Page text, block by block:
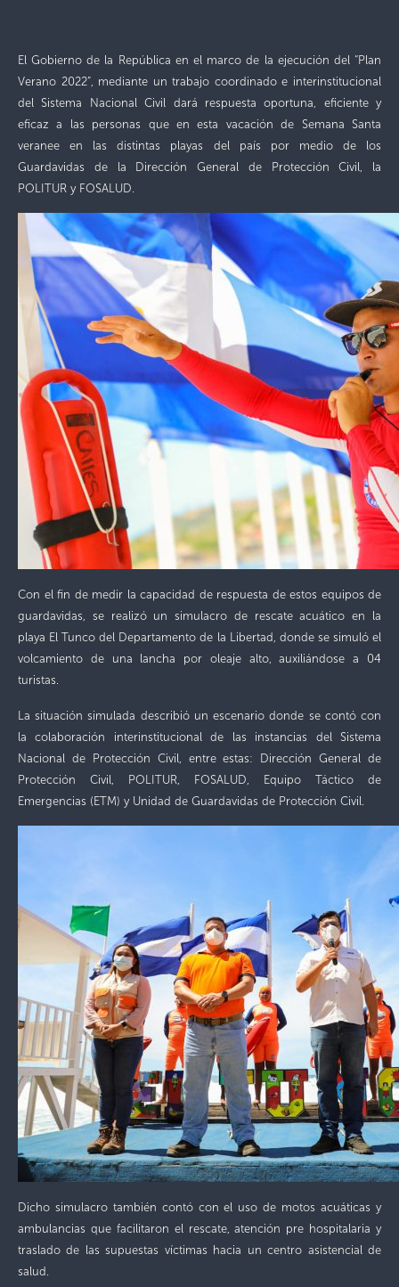
El Gobierno de la República en el marco de la ejecución del “Plan
Verano 2022”, mediante un trabajo coordinado e interinstitucional
del Sistema Nacional Civil dará respuesta oportuna, eficiente y
eficaz a las personas que en esta vacación de Semana Santa
veranee en las distintas playas del país por medio de los
Guardavidas de la Dirección General de Protección Civil, la
POLITUR y FOSALUD.
Con el fin de medir la capacidad de respuesta de estos equipos de
guardavidas, se realizó un simulacro de rescate acuático en la
playa El Tunco del Departamento de la Libertad, donde se simuló el
volcamiento de una lancha por oleaje alto, auxiliándose a 04
turistas.
La situación simulada describió un escenario donde se contó con
la colaboración interinstitucional de las instancias del Sistema
Nacional de Protección Civil, entre estas: Dirección General de
Protección Civil, POLITUR, FOSALUD, Equipo Táctico de
Emergencias (ETM) y Unidad de Guardavidas de Protección Civil.
Dicho simulacro también contó con el uso de motos acuáticas y
ambulancias que facilitaron el rescate, atención pre hospitalaria y
traslado de las supuestas víctimas hacia un centro asistencial de
salud.